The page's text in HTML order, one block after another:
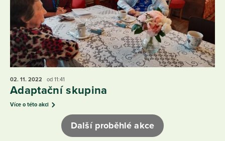
02. 11. 2022 od 11:41
Adaptační skupina
Více o této akci
Další proběhlé akce